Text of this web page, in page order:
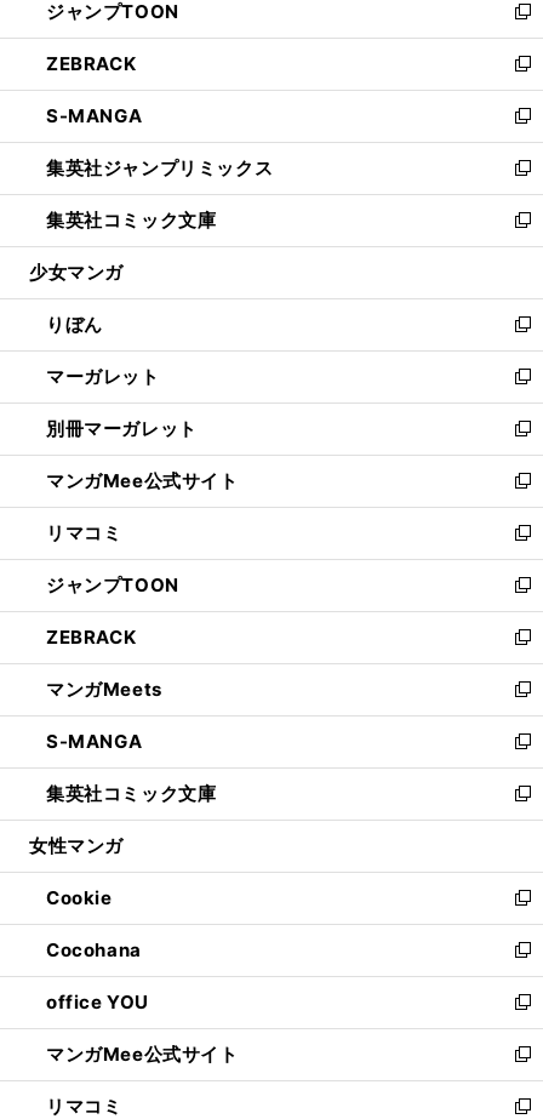
く
で
開
く
ド
ウ
で
開
く
ィ
ン
ド
ウ
で
開
く
い
ウ
ィ
ン
ド
ウ
で
開
く
ジャンプTOON
新
し
い
ウ
ィ
ン
ド
ウ
で
開
ZEBRACK
新
し
い
ウ
ィ
ン
ド
ウ
開
く
S-MANGA
新
し
い
ウ
ィ
ン
ウ
で
開
く
集英社ジャンプリミックス
新
し
い
ウ
ン
ド
ウ
で
開
く
集英社コミック文庫
新
し
ウ
ィ
ン
ド
ウ
で
開
く
少女マンガ
りぼん
新
し
い
ウ
ィ
ン
ド
ウ
で
開
く
マーガレット
新
し
い
ウ
ィ
ン
ド
ウ
で
開
く
別冊マーガレット
新
し
い
ウ
ィ
ン
ド
ウ
で
開
く
マンガMee公式サイト
新
し
い
ウ
ィ
ン
ド
ウ
で
開
く
リマコミ
新
し
い
ウ
ィ
ン
ド
ウ
で
開
く
ジャンプTOON
新
し
い
ウ
ィ
ン
ド
ウ
で
開
ZEBRACK
新
し
い
ウ
ィ
ン
ド
ウ
開
く
マンガMeets
新
し
い
ウ
ィ
ン
ウ
で
開
く
S-MANGA
新
し
い
ウ
ン
ド
ウ
で
開
く
集英社コミック文庫
新
し
ウ
ィ
ン
ド
ウ
で
開
く
女性マンガ
Cookie
新
し
い
ウ
ィ
ン
ド
ウ
で
Cocohana
新
し
い
ウ
ィ
ン
ド
office YOU
新
し
い
ウ
ィ
マンガMee公式サイト
新
し
い
リマコミ 新